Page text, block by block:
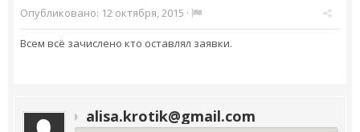
Опубликовано: 12 октября, 2015 ·
Всем всё зачислено кто оставлял заявки.
alisa.krotik@gmail.com